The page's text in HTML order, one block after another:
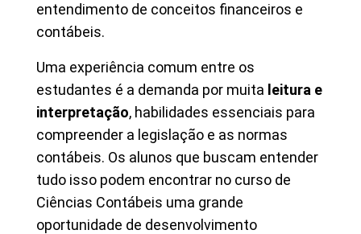
entendimento de conceitos financeiros e
contábeis.
Uma experiência comum entre os
estudantes é a demanda por muita leitura e
interpretação, habilidades essenciais para
compreender a legislação e as normas
contábeis. Os alunos que buscam entender
tudo isso podem encontrar no curso de
Ciências Contábeis uma grande
oportunidade de desenvolvimento